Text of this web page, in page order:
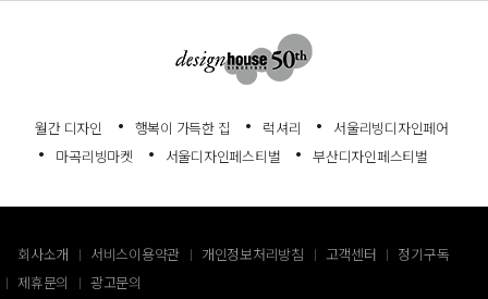
월간 디자인 행복이 가득한 집 럭셔리
서울리빙디자인페어
마곡리빙마켓
서울디자인페스티벌 부산디자인페스티벌
회사소개 서비스이용약관 개인정보처리방침 고객센터
정기구독
제휴문의
광고문의